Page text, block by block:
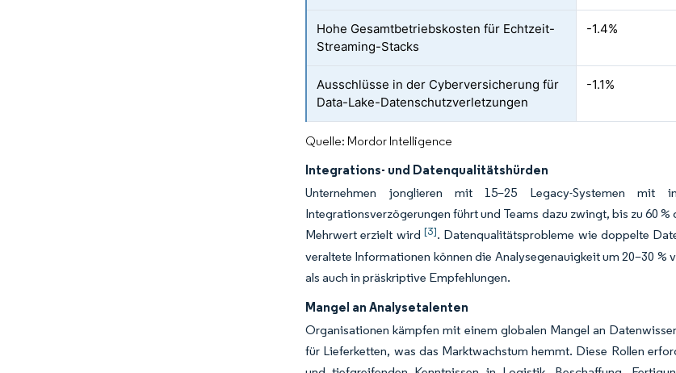
Hohe Gesamtbetriebskosten für Echtzeit-
Streaming-Stacks
-1.4%
Ausschlüsse in der Cyberversicherung für
Data-Lake-Datenschutzverletzungen
-1.1%
Quelle: Mordor Intelligence
Integrations- und Datenqualitätshürden
Unternehmen jonglieren mit 15–25 Legacy-Systemen mit
Integrationsverzögerungen führt und Teams dazu zwingt, bis zu 60
Mehrwert erzielt wird[3]. Datenqualitätsprobleme wie doppelte
veraltete Informationen können die Analysegenauigkeit um 20–30
als auch in präskriptive Empfehlungen.
Mangel an Analysetalenten
Organisationen kämpfen mit einem globalen Mangel an
für Lieferketten, was das Marktwachstum hemmt. Diese Rollen